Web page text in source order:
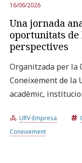
REPORTATGES
Més categories
Subscriu-te als
16/06/2026
Una jornada
oportunitats de
perspectives
Organitzada per la
Coneixement de la
acadèmic,
URV-Empresa
Coneixement